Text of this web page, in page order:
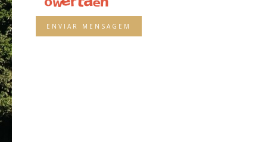
ENVIAR MENSAGEM